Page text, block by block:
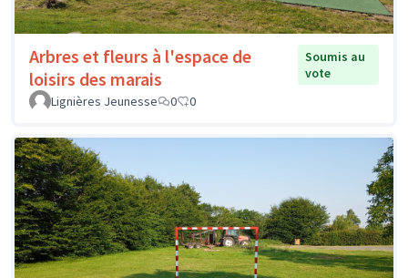
Arbres et fleurs à l'espace de
loisirs des marais
Soumis au
vote
Lignières Jeunesse
0 0